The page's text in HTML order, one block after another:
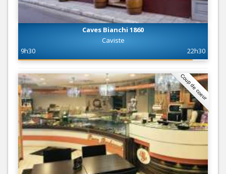
Caves Bianchi 1860
Caviste
9h30
22h30
Coup de coeur